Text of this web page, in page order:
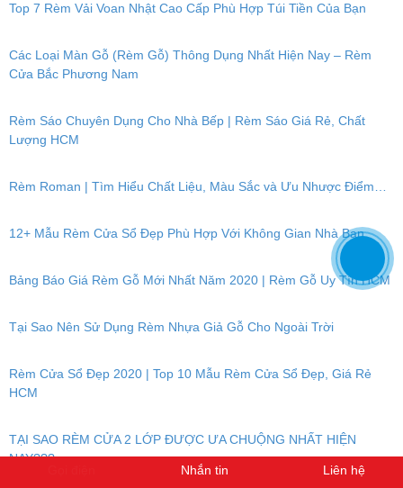
Top 7 Rèm Vải Voan Nhật Cao Cấp Phù Hợp Túi Tiền Của Bạn
Các Loại Màn Gỗ (Rèm Gỗ) Thông Dụng Nhất Hiện Nay – Rèm
Cửa Bắc Phương Nam
Rèm Sáo Chuyên Dụng Cho Nhà Bếp | Rèm Sáo Giá Rẻ, Chất
Lượng HCM
Rèm Roman | Tìm Hiểu Chất Liệu, Màu Sắc và Ưu Nhược Điểm…
12+ Mẫu Rèm Cửa Sổ Đẹp Phù Hợp Với Không Gian Nhà Bạn
Bảng Báo Giá Rèm Gỗ Mới Nhất Năm 2020 | Rèm Gỗ Uy Tín HCM
Tại Sao Nên Sử Dụng Rèm Nhựa Giả Gỗ Cho Ngoài Trời
Rèm Cửa Sổ Đẹp 2020 | Top 10 Mẫu Rèm Cửa Sổ Đẹp, Giá Rẻ
HCM
TẠI SAO RÈM CỬA 2 LỚP ĐƯỢC ƯA CHUỘNG NHẤT HIỆN
NAY???
Nhắn tin Liên hệ